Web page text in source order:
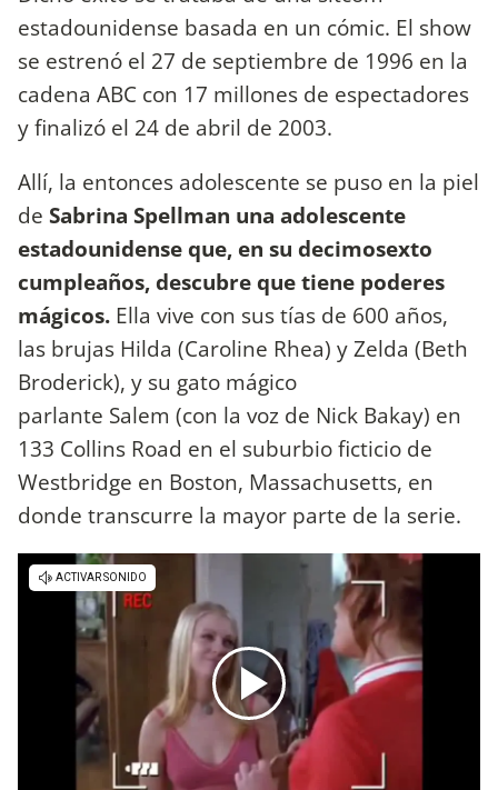
estadounidense basada en un cómic. El show
se estrenó el 27 de septiembre de 1996 en la
cadena ABC con 17 millones de espectadores
y finalizó el 24 de abril de 2003.
Allí, la entonces adolescente se puso en la piel
de Sabrina Spellman una adolescente
estadounidense que, en su decimosexto
cumpleaños, descubre que tiene poderes
mágicos. Ella vive con sus tías de 600 años,
las brujas Hilda (Caroline Rhea) y Zelda (Beth
Broderick), y su gato mágico
parlante Salem (con la voz de Nick Bakay) en
133 Collins Road en el suburbio ficticio de
Westbridge en Boston, Massachusetts, en
donde transcurre la mayor parte de la serie.